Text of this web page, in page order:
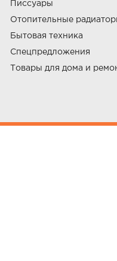
Писсуары
Отопительные
Бытовая техника
Спецпредложения
Товары для дома и